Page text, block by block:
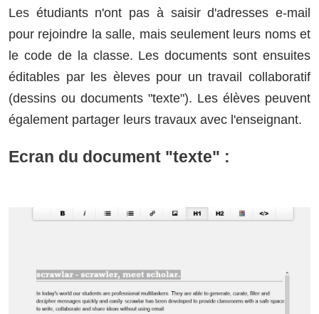
Les étudiants n'ont pas à saisir d'adresses e-mail
pour rejoindre la salle, mais seulement leurs noms et
le code de la classe. Les documents sont ensuites
éditables par les èleves pour un travail collaboratif
(dessins ou documents "texte"). Les élèves peuvent
également partager leurs travaux avec l'enseignant.
Ecran du document "texte" :